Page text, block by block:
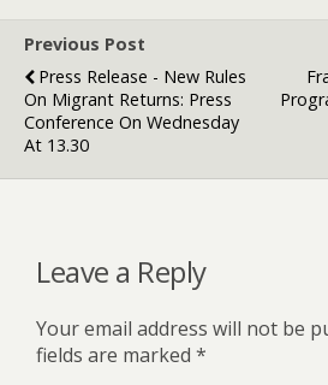
Previous Post
Press Release - New Rules
On Migrant Returns: Press
Conference On Wednesday
At 13.30
Leave a Reply
Your email address will not be
fields are marked *